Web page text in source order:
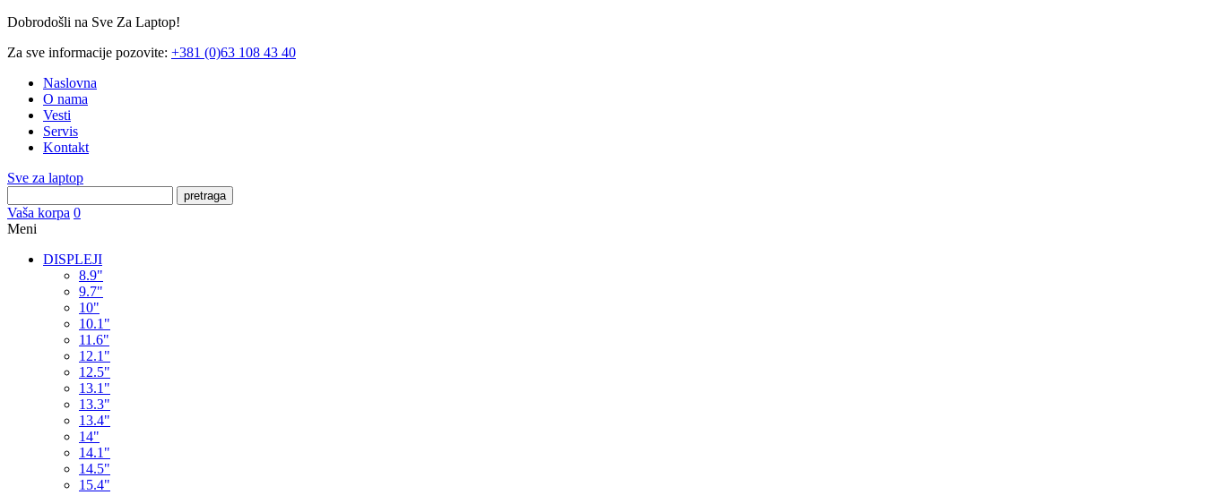
Dobrodošli na Sve Za Laptop!
Za sve informacije pozovite: +381 (0)63 108 43 40
Naslovna
O nama
Vesti
Servis
Kontakt
Sve za laptop
pretraga
Vaša korpa 0
Meni
DISPLEJI
8.9"
9.7"
10"
10.1"
11.6"
12.1"
12.5"
13.1"
13.3"
13.4"
14"
14.1"
14.5"
15.4"